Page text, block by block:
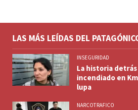
LAS MÁS LEÍDAS DEL
INSEGURIDAD
La historia
incendiado en
lupa
NARCOTRAFICO